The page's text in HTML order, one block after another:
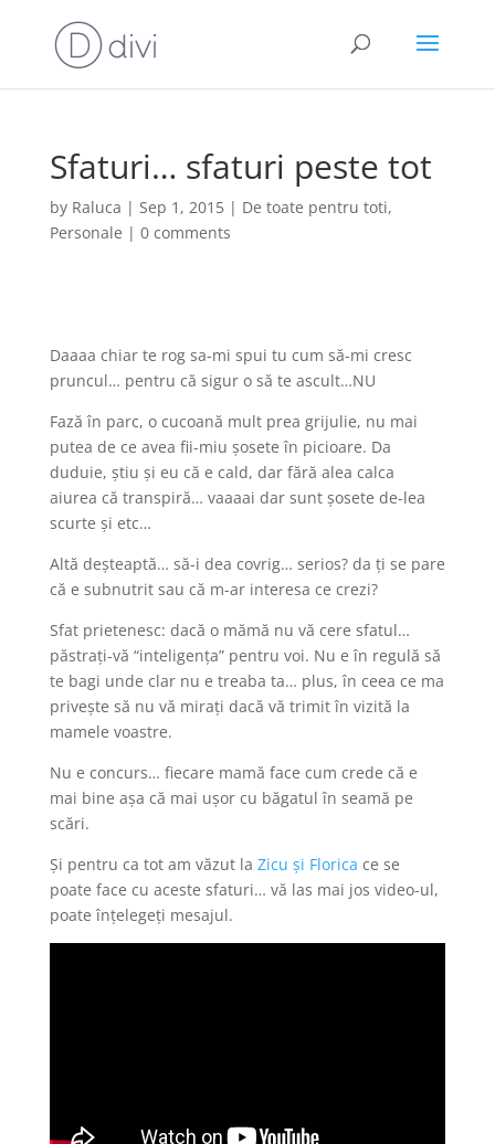
Sfaturi… sfaturi peste tot
by Raluca | Sep 1, 2015| De toate pentru toti,
Personale | 0 comments
Daaaa chiar te rog sa-mi spui tu cum să-mi cresc
pruncul… pentru că sigur o să te ascult…NU
Fază în parc, o cucoană mult prea grijulie, nu mai
putea de ce avea fii-miu șosete în picioare. Da
duduie, știu și eu că e cald, dar fără alea calca
aiurea că transpiră… vaaaai dar sunt șosete de-lea
scurte și etc…
Altă deșteaptă… să-i dea covrig… serios? da ți se pare
că e subnutrit sau că m-ar interesa ce crezi?
Sfat prietenesc: dacă o mămă nu vă cere sfatul…
păstrați-vă “inteligența” pentru voi. Nu e în regulă să
te bagi unde clar nu e treaba ta… plus, în ceea ce ma
privește să nu vă mirați dacă vă trimit în vizită la
mamele voastre.
Nu e concurs… fiecare mamă face cum crede că e
mai bine așa că mai ușor cu băgatul în seamă pe
scări.
Și pentru ca tot am văzut la Zicu și Florica ce se
poate face cu aceste sfaturi… vă las mai jos video-ul,
poate înțelegeți mesajul.